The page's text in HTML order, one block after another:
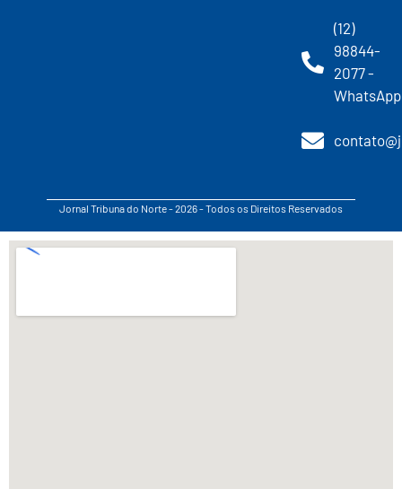
(12)
98844-
2077 -
WhatsApp
Jornal Tribuna do Norte - 2026 - Todos os Direitos Reservados